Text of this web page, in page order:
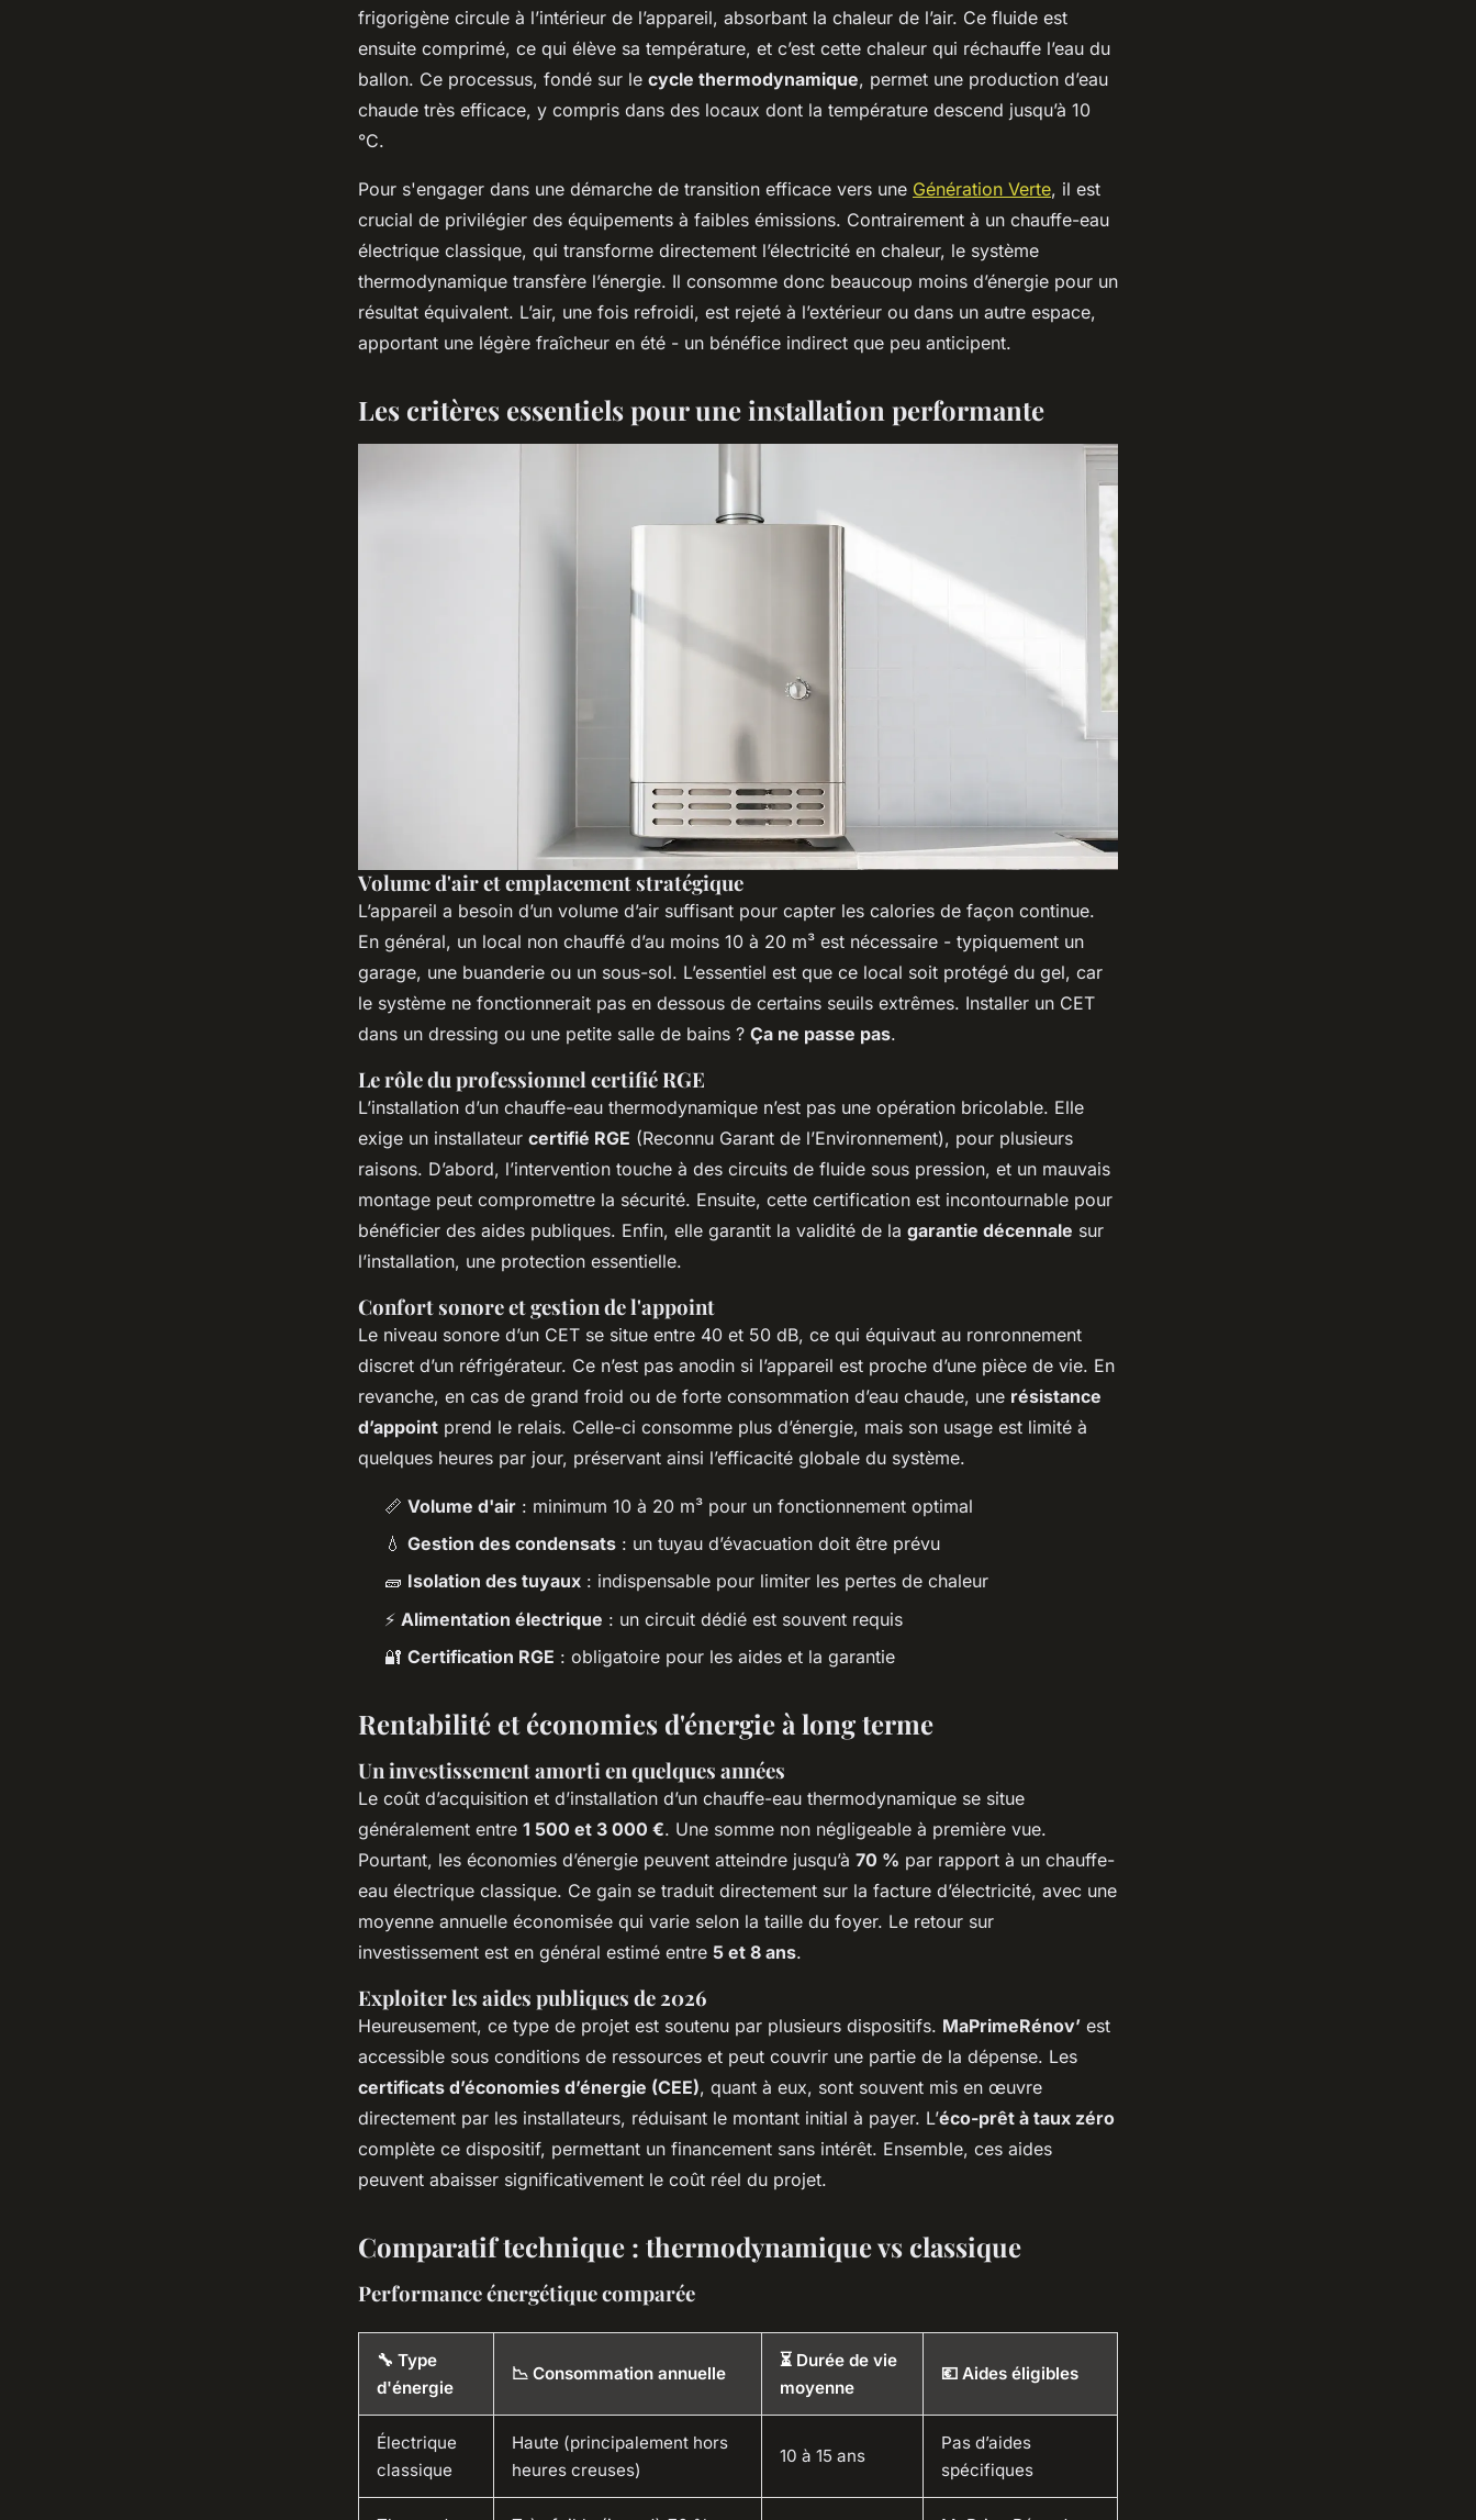
frigorigène circule à l’intérieur de l’appareil, absorbant la chaleur de l’air. Ce fluide est
ensuite comprimé, ce qui élève sa température, et c’est cette chaleur qui réchauffe l’eau du
ballon. Ce processus, fondé sur le cycle thermodynamique, permet une production d’eau
chaude très efficace, y compris dans des locaux dont la température descend jusqu’à 10
°C.
Pour s'engager dans une démarche de transition efficace vers une Génération Verte, il est
crucial de privilégier des équipements à faibles émissions. Contrairement à un chauffe-eau
électrique classique, qui transforme directement l’électricité en chaleur, le système
thermodynamique transfère l’énergie. Il consomme donc beaucoup moins d’énergie pour un
résultat équivalent. L’air, une fois refroidi, est rejeté à l’extérieur ou dans un autre espace,
apportant une légère fraîcheur en été - un bénéfice indirect que peu anticipent.
Les critères essentiels pour une installation performante
Volume d'air et emplacement stratégique
L’appareil a besoin d’un volume d’air suffisant pour capter les calories de façon continue.
En général, un local non chauffé d’au moins 10 à 20 m³ est nécessaire - typiquement un
garage, une buanderie ou un sous-sol. L’essentiel est que ce local soit protégé du gel, car
le système ne fonctionnerait pas en dessous de certains seuils extrêmes. Installer un CET
dans un dressing ou une petite salle de bains ? Ça ne passe pas.
Le rôle du professionnel certifié RGE
L’installation d’un chauffe-eau thermodynamique n’est pas une opération bricolable. Elle
exige un installateur certifié RGE (Reconnu Garant de l’Environnement), pour plusieurs
raisons. D’abord, l’intervention touche à des circuits de fluide sous pression, et un mauvais
montage peut compromettre la sécurité. Ensuite, cette certification est incontournable pour
bénéficier des aides publiques. Enfin, elle garantit la validité de la garantie décennale sur
l’installation, une protection essentielle.
Confort sonore et gestion de l'appoint
Le niveau sonore d’un CET se situe entre 40 et 50 dB, ce qui équivaut au ronronnement
discret d’un réfrigérateur. Ce n’est pas anodin si l’appareil est proche d’une pièce de vie. En
revanche, en cas de grand froid ou de forte consommation d’eau chaude, une résistance
d’appoint prend le relais. Celle-ci consomme plus d’énergie, mais son usage est limité à
quelques heures par jour, préservant ainsi l’efficacité globale du système.
📏 Volume d'air : minimum 10 à 20 m³ pour un fonctionnement optimal
💧 Gestion des condensats : un tuyau d’évacuation doit être prévu
🧱 Isolation des tuyaux : indispensable pour limiter les pertes de chaleur
⚡ Alimentation électrique : un circuit dédié est souvent requis
🔐 Certification RGE : obligatoire pour les aides et la garantie
Rentabilité et économies d'énergie à long terme
Un investissement amorti en quelques années
Le coût d’acquisition et d’installation d’un chauffe-eau thermodynamique se situe
généralement entre 1 500 et 3 000 €. Une somme non négligeable à première vue.
Pourtant, les économies d’énergie peuvent atteindre jusqu’à 70 % par rapport à un chauffe-
eau électrique classique. Ce gain se traduit directement sur la facture d’électricité, avec une
moyenne annuelle économisée qui varie selon la taille du foyer. Le retour sur
investissement est en général estimé entre 5 et 8 ans.
Exploiter les aides publiques de 2026
Heureusement, ce type de projet est soutenu par plusieurs dispositifs. MaPrimeRénov’ est
accessible sous conditions de ressources et peut couvrir une partie de la dépense. Les
certificats d’économies d’énergie (CEE), quant à eux, sont souvent mis en œuvre
directement par les installateurs, réduisant le montant initial à payer. L’éco-prêt à taux zéro
complète ce dispositif, permettant un financement sans intérêt. Ensemble, ces aides
peuvent abaisser significativement le coût réel du projet.
Comparatif technique : thermodynamique vs classique
Performance énergétique comparée
🔧 Type
d'énergie
📉 Consommation annuelle
⏳ Durée de vie
moyenne
💶 Aides éligibles
Électrique
classique
Haute (principalement hors
heures creuses)
10 à 15 ans
Pas d’aides
spécifiques